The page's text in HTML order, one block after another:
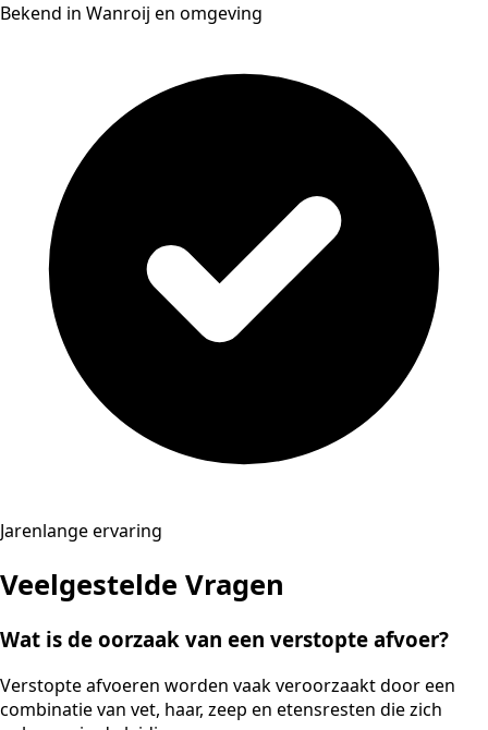
Bekend in Wanroij en omgeving
Jarenlange ervaring
Veelgestelde Vragen
Wat is de oorzaak van een verstopte afvoer?
Verstopte afvoeren worden vaak veroorzaakt door een
combinatie van vet, haar, zeep en etensresten die zich